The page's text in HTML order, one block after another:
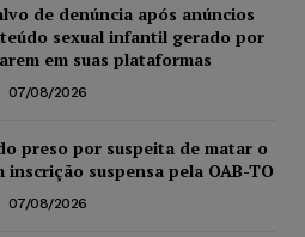
de denúncia após anúncios
sexual infantil gerado por
em suas plataformas
07/08/2026
preso por suspeita de matar o
inscrição suspensa pela OAB-TO
07/08/2026